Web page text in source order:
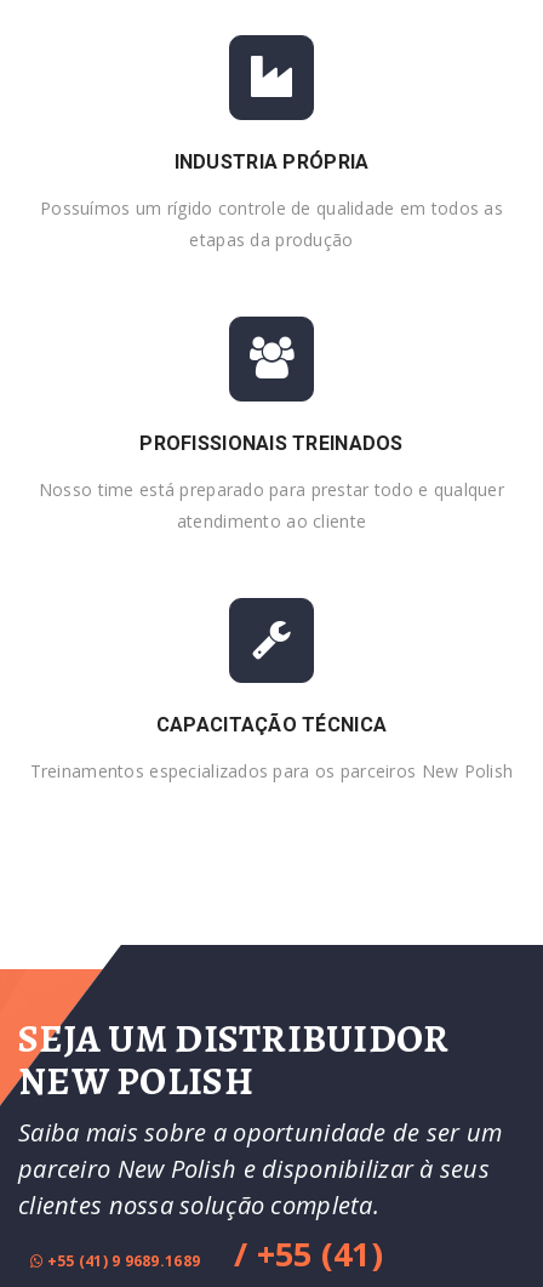
INDUSTRIA PRÓPRIA
Possuímos um rígido controle de qualidade em todos as
etapas da produção
PROFISSIONAIS TREINADOS
Nosso time está preparado para prestar todo e qualquer
atendimento ao cliente
CAPACITAÇÃO TÉCNICA
Treinamentos especializados para os parceiros New Polish
SEJA UM DISTRIBUIDOR
NEW POLISH
Saiba mais sobre a oportunidade de ser um
parceiro New Polish e disponibilizar à seus
clientes nossa solução completa.
+55 (41) 9 9689.1689
/ +55 (41)